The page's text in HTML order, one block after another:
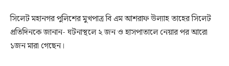
সিলেট মহানগর পুলিশের মুখপাত্র বি এম আশরাফ উল্যাহ তাহের সিলেট
প্রতিদিনকে জানান- ঘটনাস্থলে ২ জন ও হাসপাতালে নেয়ার পর আরো
১জন মারা গেছেন।